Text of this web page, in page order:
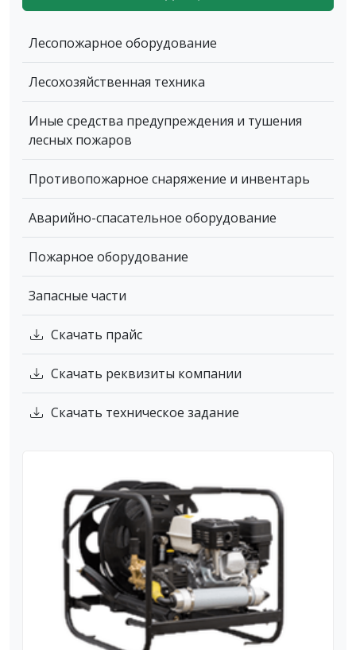
Лесопожарное оборудование
Лесохозяйственная техника
Иные средства предупреждения и тушения
лесных пожаров
Противопожарное снаряжение и инвентарь
Аварийно-спасательное оборудование
Пожарное оборудование
Запасные части
Скачать прайс
Скачать реквизиты компании
Скачать техническое задание